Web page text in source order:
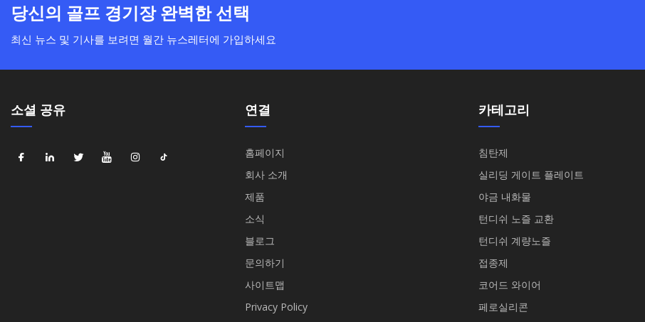
당신의 골프 경기장 완벽한 선택
최신 뉴스 및 기사를 보려면 월간 뉴스레터에 가입하세요
소셜 공유 연결
홈페이지
회사 소개
제품
소식
블로그
문의하기
사이트맵
Privacy Policy
카테고리
침탄제
실리딩 게이트 플레이트
야금 내화물
턴디쉬 노즐 교환
턴디쉬 계량노즐
접종제
코어드 와이어
페로실리콘